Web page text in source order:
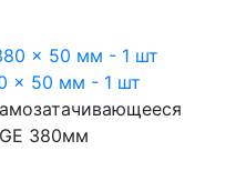
x 50 мм - 1 шт
380мм